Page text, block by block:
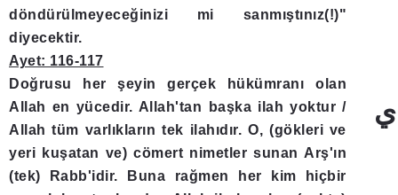
döndürülmeyeceğinizi mi sanmıştınız(!)"
diyecektir.
Ayet: 116-117
Doğrusu her şeyin gerçek hükümranı olan
Allah en yücedir. Allah'tan başka ilah yoktur /
Allah tüm varlıkların tek ilahıdır. O, (gökleri ve
yeri kuşatan ve) cömert nimetler sunan Arş'ın
(tek) Rabb'idir. Buna rağmen her kim hiçbir